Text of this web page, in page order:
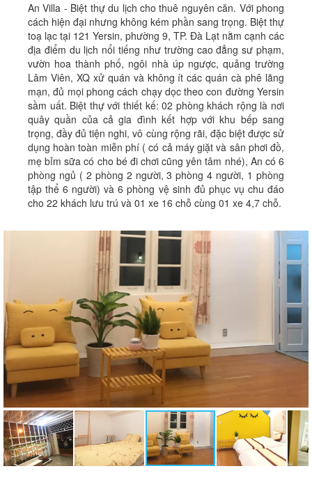
An Villa - Biệt thự du lịch cho thuê nguyên căn. Với phong
cách hiện đại nhưng không kém phần sang trọng. Biệt thự
toạ lạc tại 121 Yersin, phường 9, TP. Đà Lạt nằm cạnh các
địa điểm du lịch nổi tiếng như trường cao đẳng sư phạm,
vườn hoa thành phố, ngôi nhà úp ngược, quảng trường
Lâm Viên, XQ xử quán và không ít các quán cà phê lãng
mạn, đủ mọi phong cách chạy dọc theo con đường Yersin
sầm uất. Biệt thự với thiết kế: 02 phòng khách rộng là nơi
quây quần của cả gia đình kết hợp với khu bếp sang
trọng, đầy đủ tiện nghi, vô cùng rộng rãi, đặc biệt được sử
dụng hoàn toàn miễn phí ( có cả máy giặt và sân phơi đồ,
mẹ bỉm sữa có cho bé đi chơi cũng yên tâm nhé), An có 6
phòng ngủ ( 2 phòng 2 người, 3 phòng 4 người, 1 phòng
tập thể 6 người) và 6 phòng vệ sinh đủ phục vụ chu đáo
cho 22 khách lưu trú và 01 xe 16 chỗ cùng 01 xe 4,7 chỗ.